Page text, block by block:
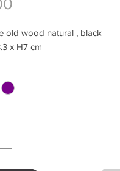
old wood natural , black
x H7 cm